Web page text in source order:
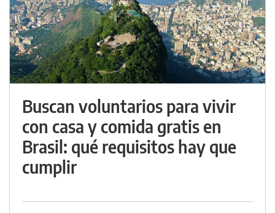
Buscan voluntarios para vivir
con casa y comida gratis en
Brasil: qué requisitos hay que
cumplir